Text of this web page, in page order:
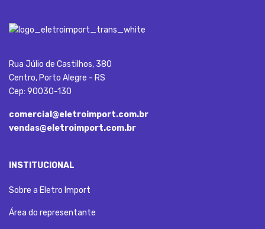
Rua Júlio de Castilhos, 380
Centro, Porto Alegre - RS
Cep: 90030-130
comercial@eletroimport.com.br
vendas@eletroimport.com.br
INSTITUCIONAL
Sobre a Eletro Import
Área do representante